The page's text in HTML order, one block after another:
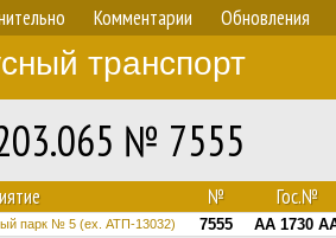
Комментарии Обновления
транспорт
№ 7555
№ Гос.№
парк № 5 (ех. АТП-13032) 7555 AA 1730